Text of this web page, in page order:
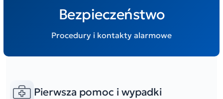
Bezpieczeństwo
Procedury i kontakty alarmowe
Pierwsza pomoc i wypadki